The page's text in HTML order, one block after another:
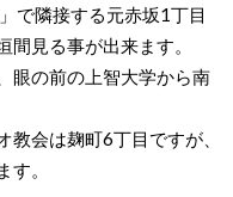
で隣接する元赤坂1丁目
見る事が出来ます。
眼の前の上智大学から南
会は麹町6丁目ですが、
。